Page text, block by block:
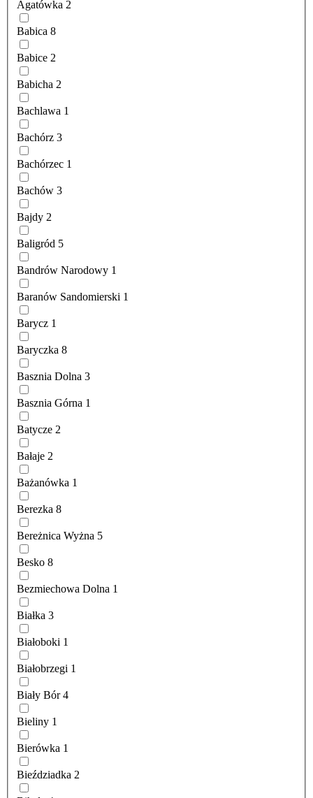
Agatówka 2
Babica 8
Babice 2
Babicha 2
Bachlawa 1
Bachórz 3
Bachórzec 1
Bachów 3
Bajdy 2
Baligród 5
Bandrów Narodowy 1
Baranów Sandomierski 1
Barycz 1
Baryczka 8
Basznia Dolna 3
Basznia Górna 1
Batycze 2
Bałaje 2
Bażanówka 1
Berezka 8
Bereżnica Wyżna 5
Besko 8
Bezmiechowa Dolna 1
Białka 3
Białoboki 1
Białobrzegi 1
Biały Bór 4
Bieliny 1
Bierówka 1
Bieździadka 2